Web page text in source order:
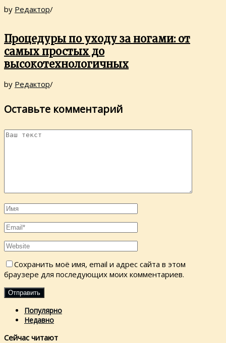
by Редактор/
Процедуры по уходу за ногами: от
самых простых до
высокотехнологичных
by Редактор/
Оставьте комментарий
Сохранить моё имя, email и адрес сайта в этом
браузере для последующих моих комментариев.
Популярно
Недавно
Сейчас читают